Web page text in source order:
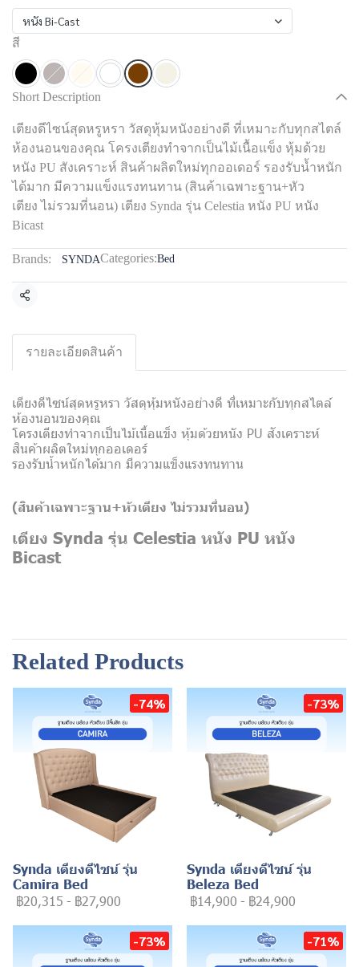
หนัง Bi-Cast
สี
Short Description
เตียงดีไซน์สุดหรูหรา วัสดุหุ้มหนังอย่างดี ที่เหมาะกับทุกสไตล์
ห้องนอนของคุณ โครงเตียงทำจากเป็นไม้เนื้อแข็ง หุ้มด้วย
หนัง PU สังเคราะห์ สินค้าผลิตใหม่ทุกออเดอร์ รองรับน้ำหนัก
ได้มาก มีความแข็งแรงทนทาน (สินค้าเฉพาะฐาน+หัว
เตียง ไม่รวมที่นอน) เตียง Synda รุ่น Celestia หนัง PU หนัง
Bicast
Brands: SYNDACategories:Bed
Share
รายละเอียดสินค้า
เตียงดีไซน์สุดหรูหรา วัสดุหุ้มหนังอย่างดี ที่เหมาะกับทุกสไตล์
ห้องนอนของคุณ
โครงเตียงทำจากเป็นไม้เนื้อแข็ง หุ้มด้วยหนัง PU สังเคราะห์
สินค้าผลิตใหม่ทุกออเดอร์
รองรับน้ำหนักได้มาก มีความแข็งแรงทนทาน
(สินค้าเฉพาะฐาน+หัวเตียง ไม่รวมที่นอน)
เตียง Synda รุ่น Celestia หนัง PU หนัง
Bicast
Related Products
-74%
Synda เตียงดีไซน์ รุ่น
Camira Bed
฿20,315 - ฿27,900
-73%
Synda เตียงดีไซน์ รุ่น
Beleza Bed
฿14,900 - ฿24,900
-73% -71%